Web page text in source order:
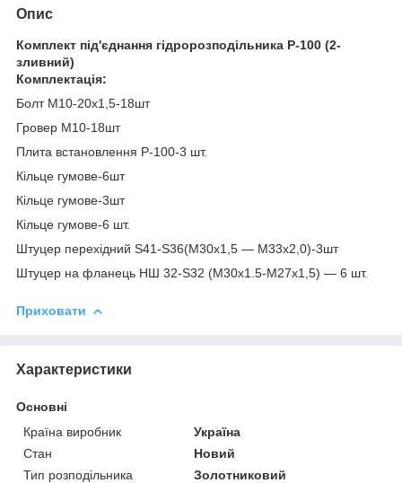
Опис
Комплект під'єднання гідророзподільника Р-100 (2-
зливний)
Комплектація:
Болт М10-20х1,5-18шт
Гровер М10-18шт
Плита встановлення Р-100-3 шт.
Кільце гумове-6шт
Кільце гумове-3шт
Кільце гумове-6 шт.
Штуцер перехідний S41-S36(М30х1,5 — М33х2,0)-3шт
Штуцер на фланець НШ 32-S32 (М30х1.5-М27х1,5) — 6 шт.
Приховати
Характеристики
Основні
Країна виробник
Україна
Стан
Новий
Тип розподільника
Золотниковий